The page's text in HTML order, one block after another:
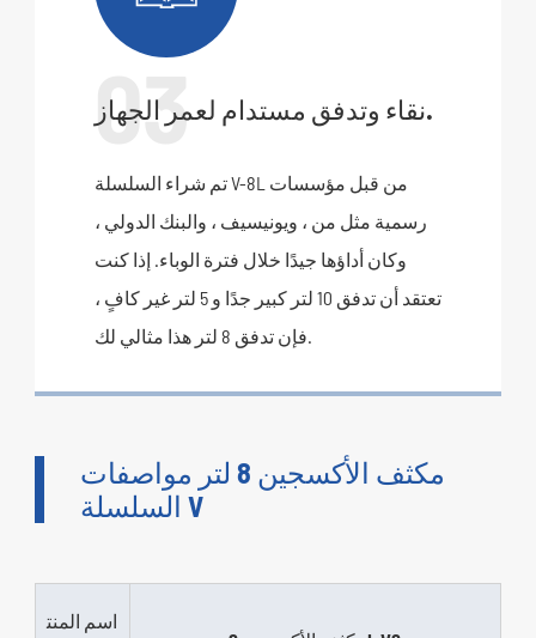
03 نقاء وتدفق مستدام لعمر الجهاز.
تم شراء السلسلة V-8L من قبل مؤسسات
رسمية مثل من ، ويونيسيف ، والبنك الدولي ،
وكان أداؤها جيدًا خلال فترة الوباء. إذا كنت
تعتقد أن تدفق 10 لتر كبير جدًا و 5 لتر غير كافٍ ،
فإن تدفق 8 لتر هذا مثالي لك.
مكثف الأكسجين 8 لتر مواصفات
السلسلة V
اسم المنت